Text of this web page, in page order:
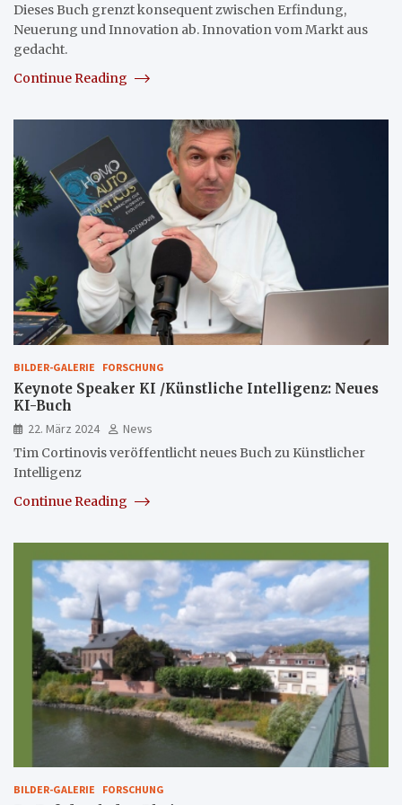
Dieses Buch grenzt konsequent zwischen Erfindung,
Neuerung und Innovation ab. Innovation vom Markt aus
gedacht.
Continue Reading
BILDER-GALERIE FORSCHUNG
Keynote Speaker KI /Künstliche Intelligenz: Neues
KI-Buch
22. März 2024
News
Tim Cortinovis veröffentlicht neues Buch zu Künstlicher
Intelligenz
Continue Reading
BILDER-GALERIE FORSCHUNG